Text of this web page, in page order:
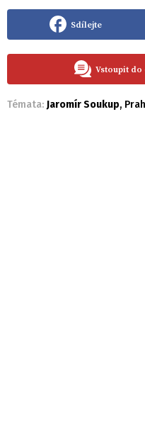
Sdílejte
Vstoupit do
Témata: Jaromír Soukup,